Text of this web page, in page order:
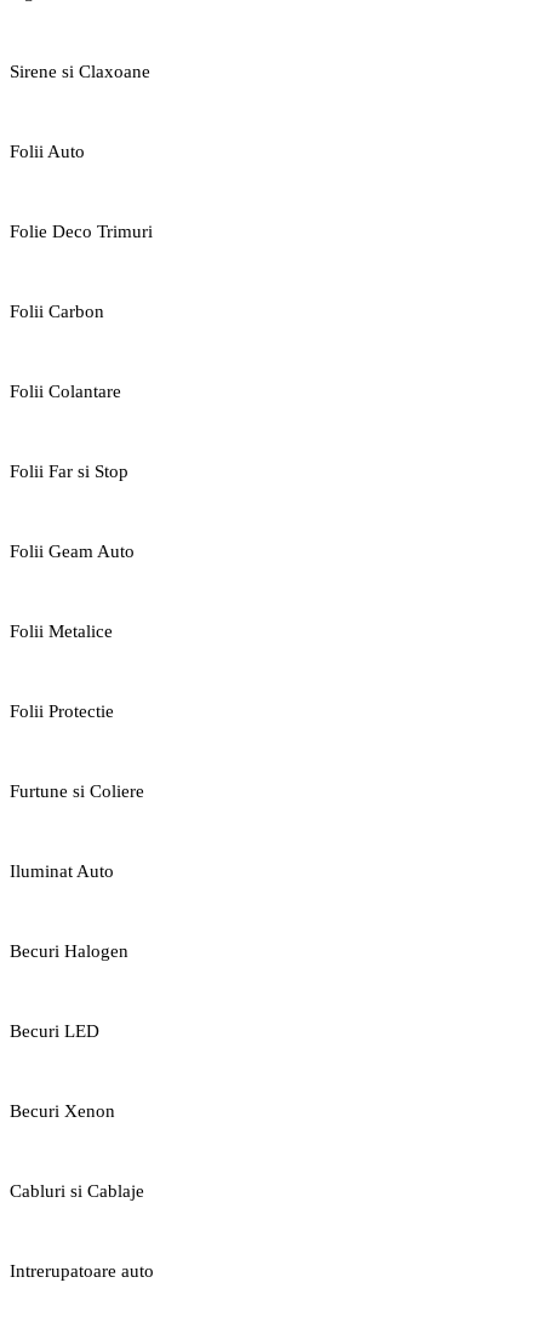
Sirene si Claxoane
Folii Auto
Folie Deco Trimuri
Folii Carbon
Folii Colantare
Folii Far si Stop
Folii Geam Auto
Folii Metalice
Folii Protectie
Furtune si Coliere
Iluminat Auto
Becuri Halogen
Becuri LED
Becuri Xenon
Cabluri si Cablaje
Intrerupatoare auto